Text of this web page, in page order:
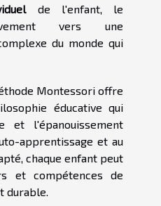
de l'enfant, le
vers une
du monde qui
Montessori offre
éducative qui
et l'épanouissement
apprentissage et au
chaque enfant peut
et compétences de
durable.